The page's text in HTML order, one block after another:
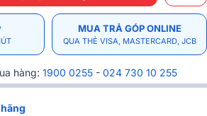
MUA TRẢ GÓP ONLINE
QUA THẺ VISA, MASTERCARD, JCB
hàng: 1900 0255 - 024 730 10 255